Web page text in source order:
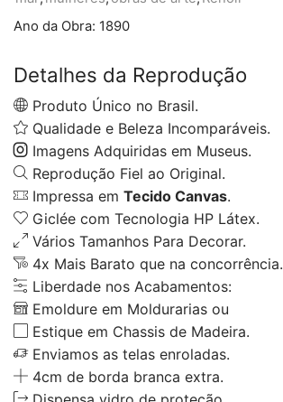
Ano da Obra: 1890
Detalhes da Reprodução
Produto Único no Brasil.
Qualidade e Beleza Incomparáveis.
Imagens Adquiridas em Museus.
Reprodução Fiel ao Original.
Impressa em Tecido Canvas.
Giclée com Tecnologia HP Látex.
Vários Tamanhos Para Decorar.
4x Mais Barato que na concorrência.
Liberdade nos Acabamentos:
Emoldure em Moldurarias ou
Estique em Chassis de Madeira.
Enviamos as telas enroladas.
4cm de borda branca extra.